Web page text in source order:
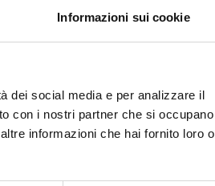
Informazioni sui cookie
dei social media e per analizzare il
con i nostri partner che si occupano
informazioni che hai fornito loro o
la
chef